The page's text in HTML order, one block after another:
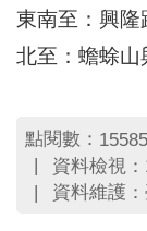
市
鄰
長
東南至：興
北至：蟾蜍
點閱數： 15585
資料檢視
資料維護